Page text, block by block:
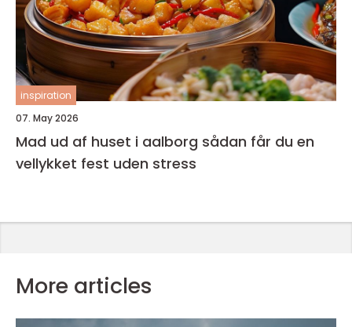
inspiration
07. May 2026
Mad ud af huset i aalborg sådan får du en
vellykket fest uden stress
More articles